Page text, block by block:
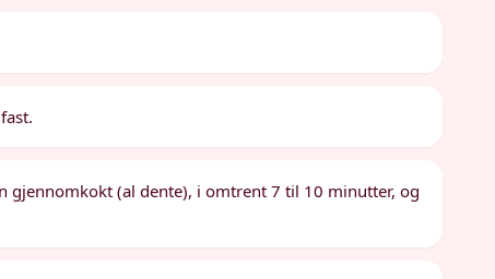
gjennomkokt (al dente), i omtrent 7 til 10 minutter, og